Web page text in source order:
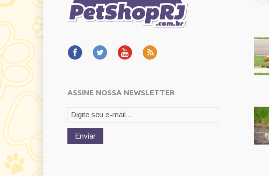
ASSINE NOSSA NEWSLETTER